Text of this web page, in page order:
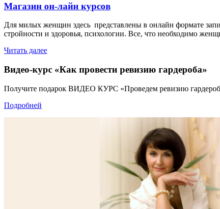
Магазин он-лайн курсов
Для милых женщин здесь представлены в онлайн формате
стройности и здоровья, психологии. Все, что необходимо
Читать далее
Видео-курс «Как провести ревизию гардероба»
Получите подарок ВИДЕО КУРС «Проведем ревизию
Подробней